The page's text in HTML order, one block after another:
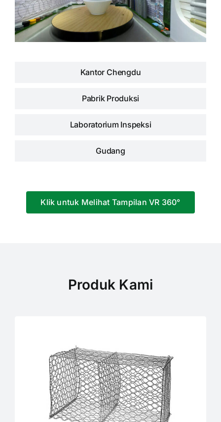
Kantor Chengdu
Pabrik Produksi
Laboratorium Inspeksi
Gudang
Klik untuk Melihat Tampilan VR 360°
Produk Kami